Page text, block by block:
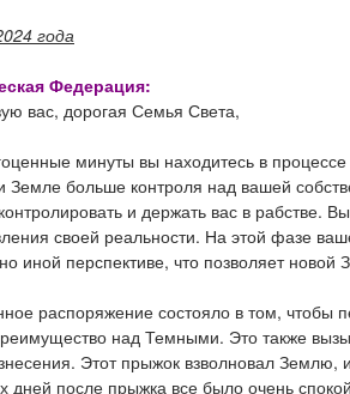
года
Федерация:
вас, дорогая Семья Света,
минуты вы находитесь в
Земле больше контроля над вашей
и держать вас в
своей реальности. На этой фазе
иной перспективе, что позволяет
распоряжение состояло в том,
над Темными. Это также
Этот прыжок взволновал Землю,
дней после прыжка все было очень